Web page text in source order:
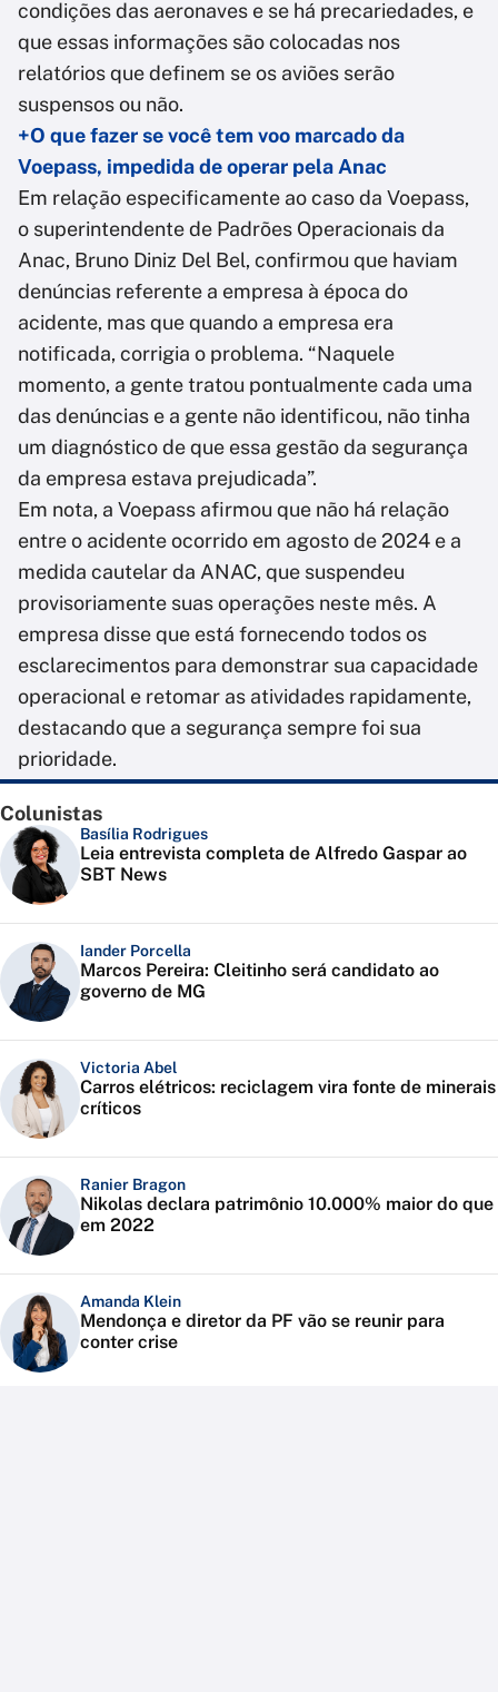
condições das aeronaves e se há precariedades, e
que essas informações são colocadas nos
relatórios que definem se os aviões serão
suspensos ou não.
+O que fazer se você tem voo marcado da
Voepass, impedida de operar pela Anac
Em relação especificamente ao caso da Voepass,
o superintendente de Padrões Operacionais da
Anac, Bruno Diniz Del Bel, confirmou que haviam
denúncias referente a empresa à época do
acidente, mas que quando a empresa era
notificada, corrigia o problema. “Naquele
momento, a gente tratou pontualmente cada uma
das denúncias e a gente não identificou, não tinha
um diagnóstico de que essa gestão da segurança
da empresa estava prejudicada”.
Em nota, a Voepass afirmou que não há relação
entre o acidente ocorrido em agosto de 2024 e a
medida cautelar da ANAC, que suspendeu
provisoriamente suas operações neste mês. A
empresa disse que está fornecendo todos os
esclarecimentos para demonstrar sua capacidade
operacional e retomar as atividades rapidamente,
destacando que a segurança sempre foi sua
prioridade.
Colunistas
Basília Rodrigues
Leia entrevista completa de Alfredo Gaspar ao
SBT News
Iander Porcella
Marcos Pereira: Cleitinho será candidato ao
governo de MG
Victoria Abel
Carros elétricos: reciclagem vira fonte de minerais
críticos
Ranier Bragon
Nikolas declara patrimônio 10.000% maior do que
em 2022
Amanda Klein
Mendonça e diretor da PF vão se reunir para
conter crise